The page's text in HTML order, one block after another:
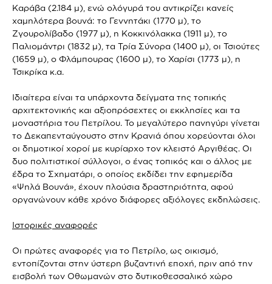
Καράβα (2.184 μ), ενώ ολόγυρά του αντικρίζει κανείς
χαμηλότερα βουνά: το Γεννητάκι (1770 μ), το
Ζγουρολίβαδο (1977 μ), η Κοκκινόλακκα (1911 μ), το
Παλιομάντρι (1832 μ), τα Τρία Σύνορα (1400 μ), οι Τσιούτες
(1659 μ), ο Φλάμπουρας (1600 μ), το Χαρίσι (1773 μ), η
Τσικρίκα κ.α.
Ιδιαίτερα είναι τα υπάρχοντα δείγματα της τοπικής
αρχιτεκτονικής και αξιοπρόσεχτες οι εκκλησίες και τα
μοναστήρια του Πετρίλου. Το μεγαλύτερο πανηγύρι γίνεται
το Δεκαπενταύγουστο στην Κρανιά όπου χορεύονται όλοι
οι δημοτικοί χοροί με κυρίαρχο τον κλειστό Αργιθέας. Οι
δυο πολιτιστικοί σύλλογοι, ο ένας τοπικός και ο άλλος με
έδρα το Σχηματάρι, ο οποίος εκδίδει την εφημερίδα
«Ψηλά Βουνά», έχουν πλούσια δραστηριότητα, αφού
οργανώνουν κάθε χρόνο διάφορες αξιόλογες εκδηλώσεις.
Ιστορικές αναφορές
Οι πρώτες αναφορές για το Πετρίλο, ως οικισμό,
εντοπίζονται στην ύστερη βυζαντινή εποχή, πριν από την
εισβολή των Οθωμανών στο δυτικοθεσσαλικό χώρο